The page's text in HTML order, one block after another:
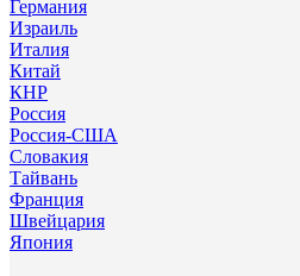
Германия
Израиль
Италия
Китай
КНР
Россия
Россия-США
Словакия
Тайвань
Франция
Швейцария
Япония